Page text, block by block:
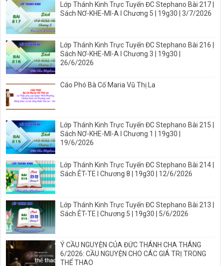
Lớp Thánh Kinh Trực Tuyến ĐC Stephano Bài 217 |
Sách NƠ-KHE-MI-A I Chương 5 | 19g30 | 3/7/2026
Lớp Thánh Kinh Trực Tuyến ĐC Stephano Bài 216 |
Sách NƠ-KHE-MI-A I Chương 3 | 19g30 |
26/6/2026
Cáo Phó Bà Cố Maria Vũ Thị La
Lớp Thánh Kinh Trực Tuyến ĐC Stephano Bài 215 |
Sách NƠ-KHE-MI-A I Chương 1 | 19g30 |
19/6/2026
Lớp Thánh Kinh Trực Tuyến ĐC Stephano Bài 214 |
Sách ÉT-TE I Chương 8 | 19g30 | 12/6/2026
Lớp Thánh Kinh Trực Tuyến ĐC Stephano Bài 213 |
Sách ÉT-TE | Chương 5 | 19g30 | 5/6/2026
Ý CẦU NGUYỆN CỦA ĐỨC THÁNH CHA THÁNG
6/2026: CẦU NGUYỆN CHO CÁC GIÁ TRỊ TRONG
THỂ THAO